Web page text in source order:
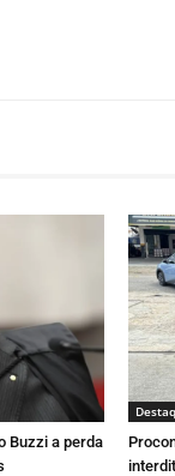
Buzzi a perda